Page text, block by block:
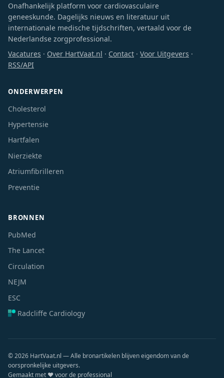
Onafhankelijk platform voor cardiovasculaire
geneeskunde. Dagelijks nieuws en literatuur uit
internationale medische tijdschriften, vertaald voor de
Nederlandse zorgprofessional.
Vacatures · Over HartVaat.nl · Contact · Voor Uitgevers ·
RSS/API
ONDERWERPEN
Cholesterol
Hypertensie
Hartfalen
Nierziekte
Atriumfibrilleren
Preventie
BRONNEN
PubMed
The Lancet
Circulation
NEJM
ESC
Radcliffe Cardiology
© 2026 HartVaat.nl — Alle bronartikelen blijven eigendom van de
oorspronkelijke uitgevers.
Gemaakt met ❤️ voor de professional